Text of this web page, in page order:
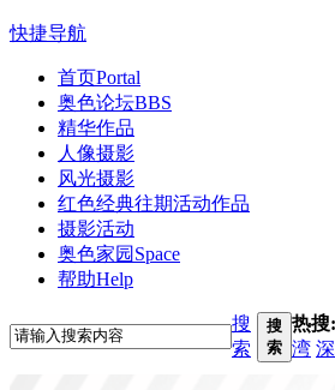
快捷导航
首页Portal
奥色论坛BBS
精华作品
人像摄影
风光摄影
红色经典往期活动作品
摄影活动
奥色家园 Space
帮助Help
搜
索
搜
索
热搜:
湾